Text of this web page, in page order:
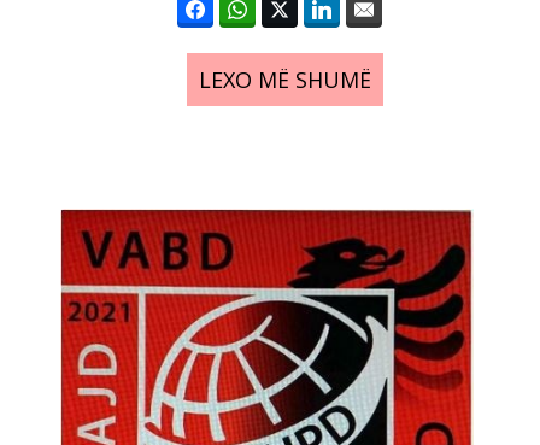
LEXO MË SHUMË